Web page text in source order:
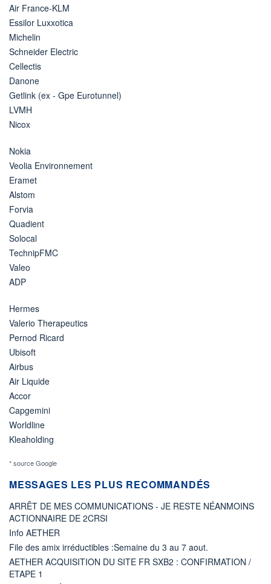
Air France-KLM
Essilor Luxxotica
Michelin
Schneider Electric
Cellectis
Danone
Getlink (ex - Gpe Eurotunnel)
LVMH
Nicox
Nokia
Veolia Environnement
Eramet
Alstom
Forvia
Quadient
Solocal
TechnipFMC
Valeo
ADP
Hermes
Valerio Therapeutics
Pernod Ricard
Ubisoft
Airbus
Air Liquide
Accor
Capgemini
Worldline
Kleaholding
* source Google
MESSAGES LES PLUS RECOMMANDÉS
ARRÊT DE MES COMMUNICATIONS - JE RESTE NÉANMOINS
ACTIONNAIRE DE 2CRSI
Info AETHER
File des amix irréductibles :Semaine du 3 au 7 aout.
AETHER ACQUISITION DU SITE FR SXB2 : CONFIRMATION /
ETAPE 1